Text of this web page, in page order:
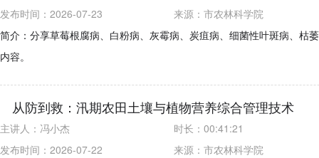
发布时间：2026-07-23
来源： 市农林科学院
简介：分享草莓根腐病、白粉病、灰霉病、炭疽病、细菌性叶斑病、枯
内容。
从防到救：汛期农田土壤与植物营养综合管理技术
主讲人： 冯小杰 时长： 00:41:21
发布时间：2026-07-22
来源： 市农林科学院